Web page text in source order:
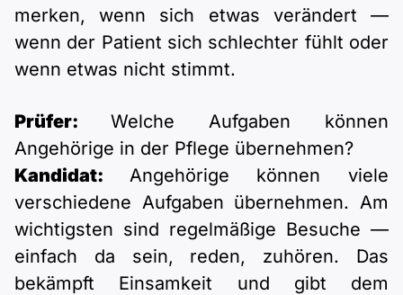
merken, wenn sich etwas verändert —
wenn der Patient sich schlechter fühlt oder
wenn etwas nicht stimmt.
Prüfer: Welche Aufgaben können
Angehörige in der Pflege übernehmen?
Kandidat: Angehörige können viele
verschiedene Aufgaben übernehmen. Am
wichtigsten sind regelmäßige Besuche —
einfach da sein, reden, zuhören. Das
bekämpft Einsamkeit und gibt dem